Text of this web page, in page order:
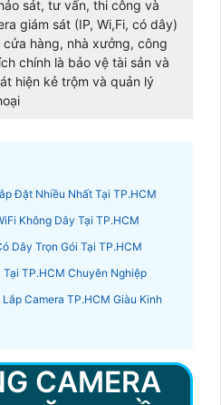
sát, tư vấn, thi công và
giám sát (IP, Wi,Fi, có dây)
hàng, nhà xưởng, công
chính là bảo vệ tài sản và
hiện kẻ trộm và quản lý
Đặt Nhiều Nhất Tại TP.HCM
Không Dây Tại TP.HCM
Dây Trọn Gói Tại TP.HCM
TP.HCM Chuyên Nghiệp
Camera TP.HCM Giàu Kinh
CAMERA